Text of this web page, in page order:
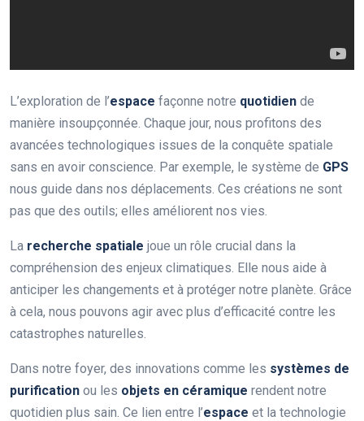
L’exploration de l’espace façonne notre quotidien de
manière insoupçonnée. Chaque jour, nous profitons des
avancées technologiques issues de la conquête spatiale
sans en avoir conscience. Par exemple, le système de GPS
nous guide dans nos déplacements. Ces créations ne sont
pas que des outils; elles améliorent nos vies.
La recherche spatiale joue un rôle crucial dans la
compréhension des enjeux climatiques. Elle nous aide à
anticiper les changements et à protéger notre planète. Grâce
à cela, nous pouvons agir avec plus d’efficacité contre les
catastrophes naturelles.
Dans notre foyer, des innovations comme les systèmes de
purification ou les objets en céramique rendent notre
quotidien plus sain. Ce lien entre l’espace et la technologie